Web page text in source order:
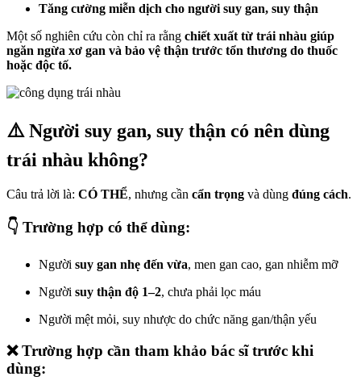
Tăng cường miễn dịch cho người suy gan, suy thận
Một số nghiên cứu còn chỉ ra rằng chiết xuất từ trái nhàu giúp
ngăn ngừa xơ gan và bảo vệ thận trước tổn thương do thuốc
hoặc độc tố.
⚠️ Người suy gan, suy thận có nên dùng
trái nhàu không?
Câu trả lời là: CÓ THỂ, nhưng cần cẩn trọng và dùng đúng cách.
👇 Trường hợp có thể dùng:
Người suy gan nhẹ đến vừa, men gan cao, gan nhiễm mỡ
Người suy thận độ 1–2, chưa phải lọc máu
Người mệt mỏi, suy nhược do chức năng gan/thận yếu
❌ Trường hợp cần tham khảo bác sĩ trước khi
dùng: